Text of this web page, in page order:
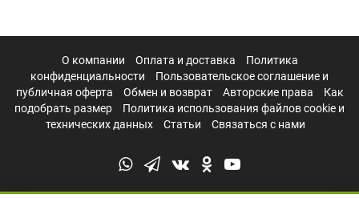
О компании Оплата и доставка
Политика
конфиденциальности
Пользовательское соглашение и
публичная оферта
Обмен и возврат Авторские права
Как
подобрать размер
Политика использования файлов cookie и
технических данных
Статьи Связаться с нами